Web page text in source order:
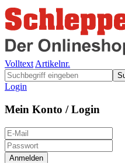
Volltext Artikelnr.
Login
Mein Konto / Login